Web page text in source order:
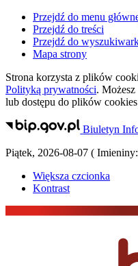
Przejdź do menu
Przejdź do treści
Przejdź do
Mapa strony
Strona korzysta z plików
Polityką prywatności.
lub dostępu do plików cookies
Biuletyn
Piątek, 2026-08-07 ( Imieniny:
Większa czcionka
Kontrast